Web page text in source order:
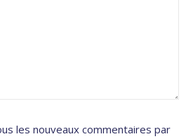
les nouveaux commentaires par